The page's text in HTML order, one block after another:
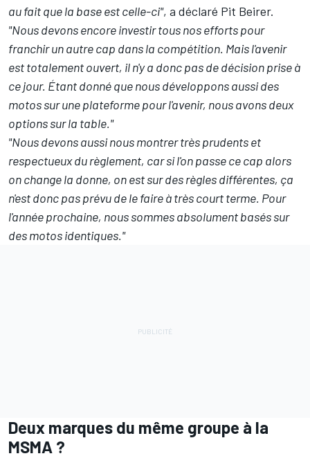
au fait que la base est celle-ci", a déclaré Pit Beirer.
"Nous devons encore investir tous nos efforts pour
franchir un autre cap dans la compétition. Mais l'avenir
est totalement ouvert, il n'y a donc pas de décision prise à
ce jour. Étant donné que nous développons aussi des
motos sur une plateforme pour l'avenir, nous avons deux
options sur la table."
"Nous devons aussi nous montrer très prudents et
respectueux du règlement, car si l'on passe ce cap alors
on change la donne, on est sur des règles différentes, ça
n'est donc pas prévu de le faire à très court terme. Pour
l'année prochaine, nous sommes absolument basés sur
des motos identiques."
Deux marques du même groupe à la
MSMA ?